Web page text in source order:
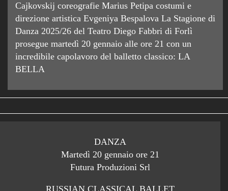
Cajkovskij coreografie Marius Petipa costumi e
direzione artistica Evgeniya Bespalova La Stagione di
Danza 2025/26 del Teatro Diego Fabbri di Forlì
prosegue martedì 20 gennaio alle ore 21 con un
incredibile capolavoro del balletto classico: LA
BELLA
DANZA
Martedì 20 gennaio ore 21
Futura Produzioni Srl